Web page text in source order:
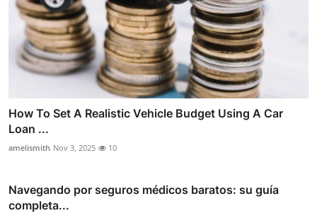
How To Set A Realistic Vehicle Budget Using A Car
Loan ...
amelismith Nov 3, 2025 10
Navegando por seguros médicos baratos: su guía
completa...